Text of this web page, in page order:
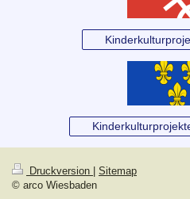
Druckversion
Sitemap
© arco Wiesbaden